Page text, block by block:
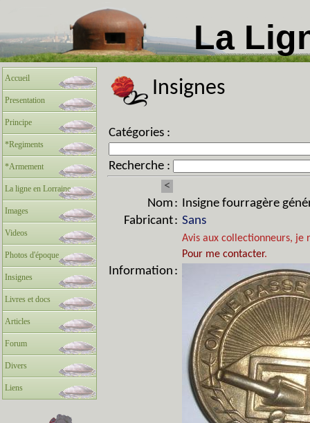
La
Accueil
Presentation
Principe
*Regiments
*Armement
La ligne en Lorraine
Images
Videos
Photos d'époque
Insignes
Livres et docs
Articles
Forum
Divers
Liens
Insignes
Catégories :
Recherche :
<
Nom : Insigne fourragère
Fabricant: Sans
Avis aux collectionneurs,
Pour me contacter.
Information :